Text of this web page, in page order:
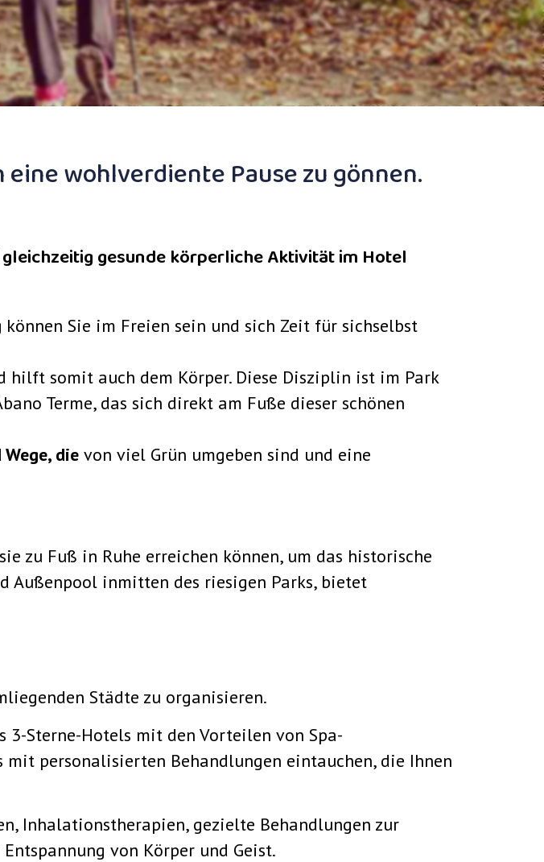
eine wohlverdiente Pause zu gönnen.
gesunde körperliche Aktivität im Hotel
können Sie im Freien sein und sich Zeit für sichselbst
hilft somit auch dem Körper. Diese Disziplin ist im Park
Terme, das sich direkt am Fuße dieser schönen
die von viel Grün umgeben sind und eine
zu Fuß in Ruhe erreichen können, um das historische
Außenpool inmitten des riesigen Parks, bietet
Städte zu organisieren.
Sterne-Hotels mit den Vorteilen von Spa-
mit personalisierten Behandlungen eintauchen, die Ihnen
Inhalationstherapien, gezielte Behandlungen zur
von Körper und Geist.